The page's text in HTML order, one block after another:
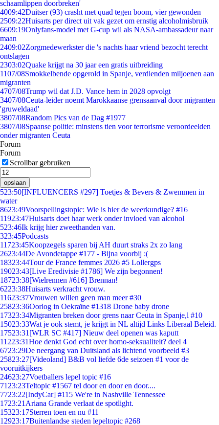
schaamlippen doorbreken'
4009:42Duitser (93) crasht met quad tegen boom, vier gewonden
2509:22Huisarts per direct uit vak gezet om ernstig alcoholmisbruik
6609:19Onlyfans-model met G-cup wil als NASA-ambassadeur naar
maan
2409:02Zorgmedewerkster die 's nachts haar vriend bezocht terecht
ontslagen
2303:02Quake krijgt na 30 jaar een gratis uitbreiding
1107/08Smokkelbende opgerold in Spanje, verdienden miljoenen aan
migranten
4707/08Trump wil dat J.D. Vance hem in 2028 opvolgt
3407/08Ceuta-leider noemt Marokkaanse grensaanval door migranten
'gruweldaad'
3807/08Random Pics van de Dag #1977
3807/08Spaanse politie: minstens tien voor terrorisme veroordeelden
onder migranten Ceuta
Forum
Forum
Scrollbar gebruiken
opslaan
523:50[INFLUENCERS #297] Toetjes & Bevers & Zwemmen in
water
8623:49Voorspellingstopic: Wie is hier de weerkundige? #16
11923:47Huisarts doet haar werk onder invloed van alcohol
523:46Ik krijg hier zweethanden van.
323:45Podcasts
11723:45Koopzegels sparen bij AH duurt straks 2x zo lang
2623:44De Avondetappe #177 - Bijna voorbij :(
18323:44Tour de France femmes 2026 #5 Lollergps
19023:43[Live Eredivisie #1786] We zijn begonnen!
18723:38[Wielrennen #616] Brennan!
6223:38Huisarts verkracht vrouw.
11623:37Vrouwen willen geen man meer #30
25823:36Oorlog in Oekraïne #1318 Drone baby drone
17323:34Migranten breken door grens naar Ceuta in Spanje,l #10
15023:33Wat je ook stemt, je krijgt in NL altijd Links Liberaal Beleid.
17523:31 [WLR SC #417] Nieuw deel openen was kaputt
11223:31Hoe denkt God echt over homo-seksualiteit? deel 4
6723:29De neergang van Duitsland als lichtend voorbeeld #3
25823:27[Videoland] B&B vol liefde 6de seizoen #1 voor de
vooruitkijkers
24623:27Voetballers lepel topic #16
71 23:23Teltopic #1567 tel door en door en door....
7723:22[IndyCar] #115 We're in Nashville Tennessee
1723:21 Ariana Grande verlaat de spotlight.
15323:17Sterren toen en nu #11
12923:17Buitenlandse steden lepeltopic #268